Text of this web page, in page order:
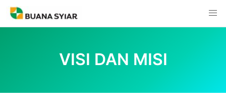
Skip
content
VISI DAN MISI